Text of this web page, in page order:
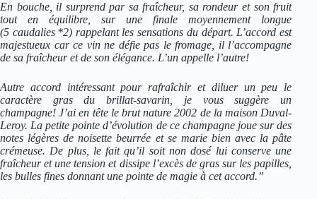
En bouche, il surprend par sa fraîcheur, sa rondeur et son fruit
tout en équilibre, sur une finale moyennement longue
(5 caudalies *2) rappelant les sensations du départ. L’accord est
majestueux car ce vin ne défie pas le fromage, il l’accompagne
de sa fraîcheur et de son élégance. L’un appelle l’autre!
Autre accord intéressant pour rafraîchir et diluer un peu le
caractère gras du brillat-savarin, je vous suggère un
champagne! J’ai en tête le brut nature 2002 de la maison Duval-
Leroy. La petite pointe d’évolution de ce champagne joue sur des
notes légères de noisette beurrée et se marie bien avec la pâte
crémeuse. De plus, le fait qu’il soit non dosé lui conserve une
fraîcheur et une tension et dissipe l’excès de gras sur les papilles,
les bulles fines donnant une pointe de magie à cet accord.”